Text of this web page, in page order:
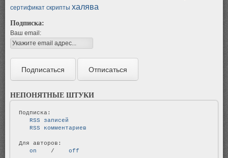
сертификат скрипты халява
Подписка:
Ваш email:
НЕПОНЯТНЫЕ ШТУКИ
   RSS записей
   RSS комментариев
   on
/
   off